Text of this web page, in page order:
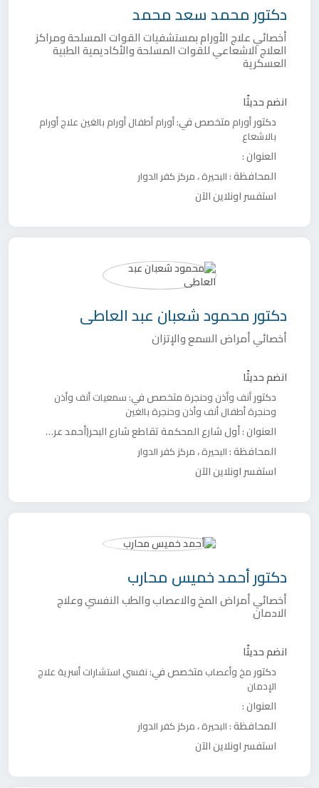
دكتورمحمد سعد محمد
أخصائي علاج الأورام بمستشفيات القوات المسلحة ومراكز
العلاج الاشعاعي للقوات المسلحة والأكاديمية الطبية
العسكرية
انضم حديثًا
دكتورأورام متخصص في:أورام أطفالأورام بالغين علاج أورام
بالاشعاع
العنوان :
المحافظة :البحيرة،مركز كفر الدوار
استفسر اونلاين الآن
دكتورمحمود شعبان عبد العاطى
أخصائي أمراض السمع والإتزان
انضم حديثًا
دكتورأنف وأذن وحنجرةمتخصص في:سمعياتأنف وأذن
وحنجرة أطفالأنف وأذن وحنجرة بالغين
العنوان :أول شارع المحكمة تقاطع شارع البحر(أحمد عرابي)
المحافظة :البحيرة،مركز كفر الدوار
استفسر اونلاين الآن
دكتورأحمد خميس محارب
أخصائي أمراض المخ والاعصاب والطب النفسي وعلاج
الادمان
انضم حديثًا
دكتور مخ وأعصاب متخصص في:نفسي استشارات أسريةعلاج
الإدمان
العنوان :
المحافظة :البحيرة،مركز كفر الدوار
استفسر اونلاين الآن